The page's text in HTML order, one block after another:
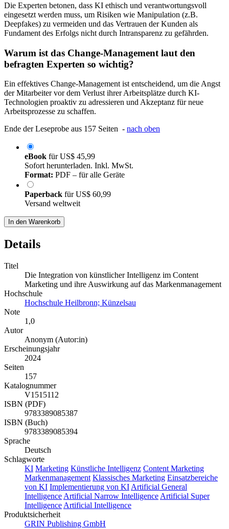
Die Experten betonen, dass KI ethisch und verantwortungsvoll
eingesetzt werden muss, um Risiken wie Manipulation (z.B.
Deepfakes) zu vermeiden und das Vertrauen der Kunden als
Fundament des Erfolgs nicht durch Intransparenz zu gefährden.
Warum ist das Change-Management laut den
befragten Experten so wichtig?
Ein effektives Change-Management ist entscheidend, um die Angst
der Mitarbeiter vor dem Verlust ihrer Arbeitsplätze durch KI-
Technologien proaktiv zu adressieren und Akzeptanz für neue
Arbeitsprozesse zu schaffen.
Ende der Leseprobe aus 157 Seiten - nach oben
eBook fürUS$ 45,99
Sofort herunterladen. Inkl. MwSt.
Format: PDF – für alle Geräte
Paperback fürUS$ 60,99
Versand weltweit
In den Warenkorb
Details
Titel
Die Integration von künstlicher Intelligenz im Content
Marketing und ihre Auswirkung auf das Markenmanagement
Hochschule
Hochschule Heilbronn; Künzelsau
Note
1,0
Autor
Anonym (Autor:in)
Erscheinungsjahr
2024
Seiten
157
Katalognummer
V1515112
ISBN (PDF)
9783389085387
ISBN (Buch)
9783389085394
Sprache
Deutsch
Schlagworte
KI Marketing Künstliche Intelligenz Content Marketing
Markenmanagement Klassisches Marketing Einsatzbereiche
von KI Implementierung von KI Artificial General
Intelligence Artificial Narrow Intelligence Artificial Super
Intelligence Artificial Intelligence
Produktsicherheit
GRIN Publishing GmbH